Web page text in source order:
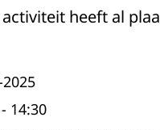
activiteit heeft al
- 14:30